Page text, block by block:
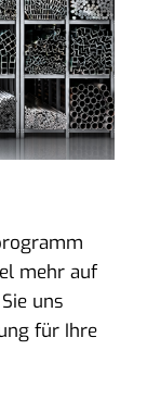
mehr auf
uns
für Ihre